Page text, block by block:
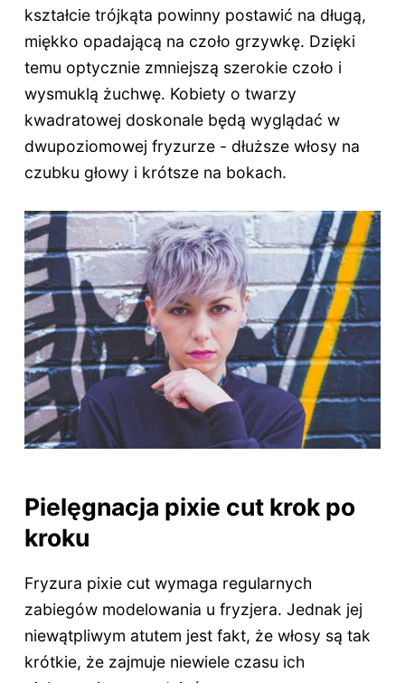
kształcie trójkąta powinny postawić na długą,
miękko opadającą na czoło grzywkę. Dzięki
temu optycznie zmniejszą szerokie czoło i
wysmuklą żuchwę. Kobiety o twarzy
kwadratowej doskonale będą wyglądać w
dwupoziomowej fryzurze - dłuższe włosy na
czubku głowy i krótsze na bokach.
Pielęgnacja pixie cut krok po
kroku
Fryzura pixie cut wymaga regularnych
zabiegów modelowania u fryzjera. Jednak jej
niewątpliwym atutem jest fakt, że włosy są tak
krótkie, że zajmuje niewiele czasu ich